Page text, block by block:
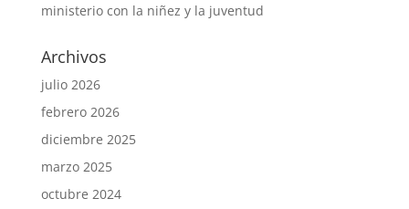
ministerio con la niñez y la juventud
Archivos
julio 2026
febrero 2026
diciembre 2025
marzo 2025
octubre 2024